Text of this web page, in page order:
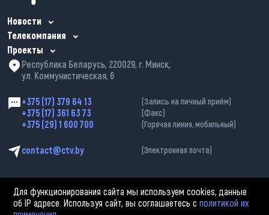
Новости
Телекомпания
Проекты
Республика Беларусь, 220029, г. Минск,
ул. Коммунистическая, 6
+375 (17) 379 64 13 (Запись на личный приём)
+375 (17) 361 63 73 (Факс)
+375 (29) 1 600 700 (Горячая линия, мобильный)
contact@ctv.by (Электронная почта)
Для функционирования сайта мы используем cookies, данные
об IP адресе. Используя сайт, вы соглашаетесь сполитикой их